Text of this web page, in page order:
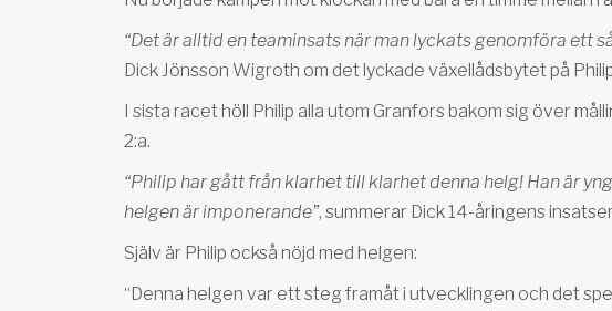
“Det är alltid en teaminsats när man lyckats genomföra ett
Dick Jönsson Wigroth om det lyckade växellådsbytet på
I sista racet höll Philip alla utom Granfors bakom sig över
2:a.
“Philip har gått från klarhet till klarhet denna helg! Han är
helgen är imponerande”, summerar Dick 14-åringens
Själv är Philip också nöjd med helgen:
“Denna helgen var ett steg framåt i utvecklingen och det